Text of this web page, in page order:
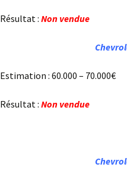
Résultat : Non vendue
Estimation : 60.000 – 70.000€
Résultat : Non vendue